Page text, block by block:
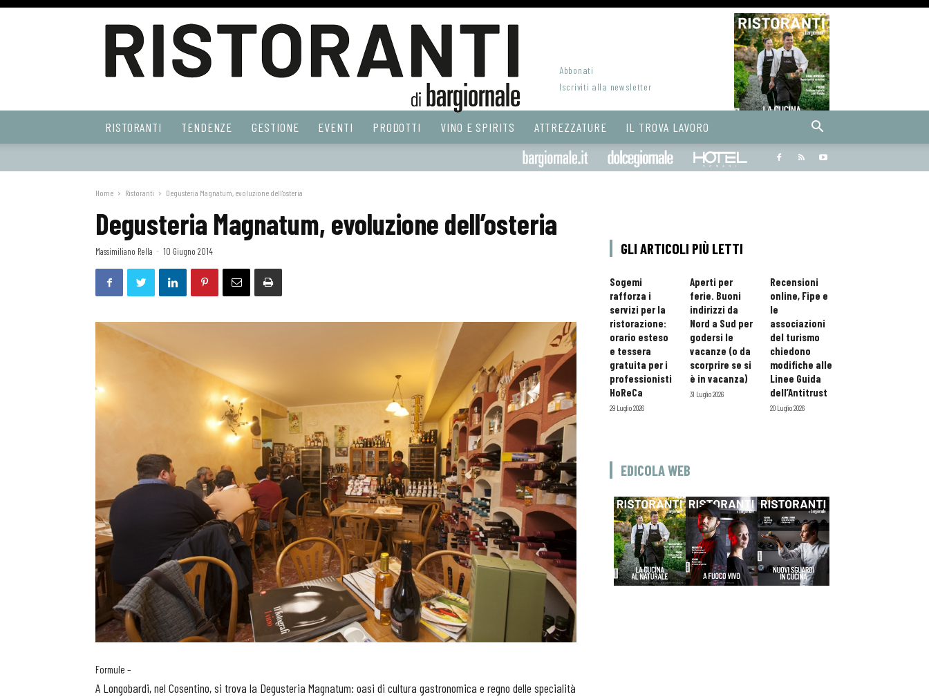
Web
Abbonati
Iscriviti alla newsletter
RISTORANTI TENDENZE GESTIONE EVENTI PRODOTTI VINO E SPIRITS ATTREZZATURE IL TROVA LAVORO
Bargiornale dolcegiornale
Home Ristoranti Degusteria Magnatum, evoluzione dell’osteria
Degusteria Magnatum, evoluzione dell’osteria
Massimiliano Rella - 10 Giugno 2014
Formule –
A Longobardi, nel Cosentino, si trova la Degusteria Magnatum: oasi di cultura gastronomica e regno delle specialità
GLI ARTICOLI PIÙ LETTI
Sogemi
rafforza i
servizi per la
ristorazione:
orario esteso
e tessera
gratuita per i
professionisti
HoReCa
29 Luglio 2026
Aperti per
ferie. Buoni
indirizzi da
Nord a Sud per
godersi le
vacanze (o da
scorprire se si
è in vacanza)
31 Luglio 2026
Recensioni
online, Fipe e
le
associazioni
del turismo
chiedono
modifiche alle
Linee Guida
dell’Antitrust
20 Luglio 2026
EDICOLA WEB